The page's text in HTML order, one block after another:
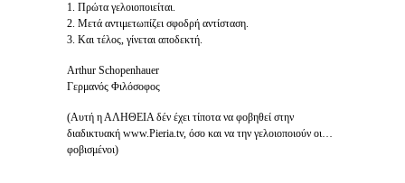
1. Πρώτα γελοιοποιείται.
2. Μετά αντιμετωπίζει σφοδρή αντίσταση.
3. Και τέλος, γίνεται αποδεκτή.
Arthur Schopenhauer
Γερμανός Φιλόσοφος
(Αυτή η ΑΛΗΘΕΙΑ δέν έχει τίποτα να φοβηθεί στην
διαδικτυακή www.Pieria.tv, όσο και να την γελοιοποιούν οι…
φοβισμένοι)